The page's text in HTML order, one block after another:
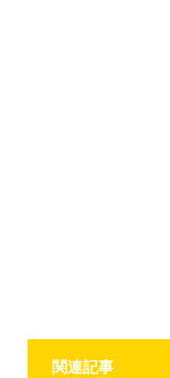
関連記事